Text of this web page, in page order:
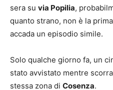
sera su via Popilia,
quanto strano, non è la
accada un episodio simile.
Solo qualche giorno fa, un
stato avvistato mentre
stessa zona di Cosenza.